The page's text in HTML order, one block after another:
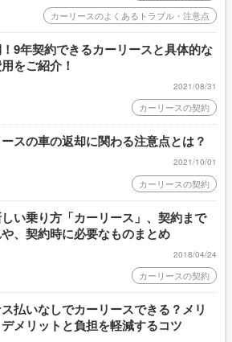
カーリースのよくあるトラブル・注意点
9年契約できるカーリースと具体的な
をご紹介！
2021/08/31
カーリースの契約
スの車の返却に関わる注意点とは？
2021/10/01
カーリースの契約
い乗り方「カーリース」、契約まで
、契約時に必要なものまとめ
2018/04/24
カーリースの契約
払いなしでカーリースできる？メリ
メリットと負担を軽減するコツ